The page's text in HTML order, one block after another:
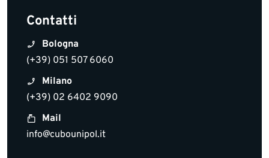
Contatti
Bologna
(+39) 051 507 6060
Milano
(+39) 02 6402 9090
Mail
info@cubounipol.it